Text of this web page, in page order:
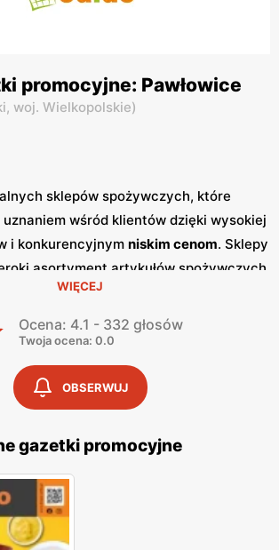
promocyjne: Pawłowice
woj. Wielkopolskie)
sklepów spożywczych, które
wśród klientów dzięki wysokiej
i konkurencyjnym niskim cenom. Sklepy
asortyment artykułów spożywczych,
i warzywa, mięso, nabiał oraz
użytku. Wiele z oferowanych
od lokalnych dostawców, co
polski charakter sieci. Jednym z
strategii marketingowej
gazetki promocyjne
Zawierają one atrakcyjne oferty i
produkty, umożliwiając klientom
codziennych zakupów. Dzięki tym
mogą na bieżąco śledzić najnowsze
zakupy w sposób bardziej ekonomiczny.
WIĘCEJ
Ocena: 4.1 - 332 głosów
Twoja ocena: 0.0
OBSERWUJ
gazetki promocyjne